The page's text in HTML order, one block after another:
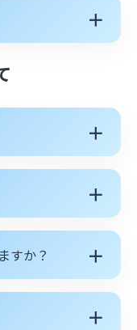
＋
＋
＋
すか？ ＋
＋